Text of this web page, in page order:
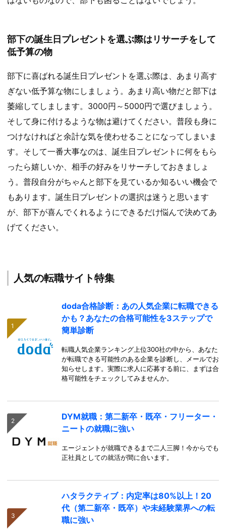
部下の誕生日プレゼントを選ぶ際はリサーチをして
低予算の物
部下に喜ばれる誕生日プレゼントを選ぶ際は、あまり高す
ぎない低予算な物にしましょう。あまり高い物だと部下は
萎縮してしまします。3000円～5000円で選びましょう。
そして身に付けるような物は避けてください。普段も身に
つけなければと余計な気を使わせることになってしまいま
す。そして一番大事なのは、誕生日プレゼントに何をもら
ったら嬉しいか、相手の好みをリサーチしておきましょ
う。普段自分がちゃんと部下を見ているか知るいい機会で
もあります。誕生日プレゼントの選択は迷うと思います
が、部下が喜んでくれるようにできるだけ悩んで決めてあ
げてください。
人気の転職サイト特集
doda合格診断：あの人気企業に転職できる
かも？あなたの合格可能性を3ステップで
簡単診断
転職人気企業ランキング上位300社の中から、あなた
が転職できる可能性のある企業を診断し、メールでお
知らせします。実際に求人に応募する前に、まずは合
格可能性をチェックしてみませんか。
DYM就職：第二新卒・既卒・フリーター・
ニートの就職に強い
エージェントが就職できるまで二人三脚！今からでも
正社員としての就活が間に合います。
ハタラクティブ：内定率は80%以上！20
代（第二新卒・既卒）や未経験業界への転
職に強い